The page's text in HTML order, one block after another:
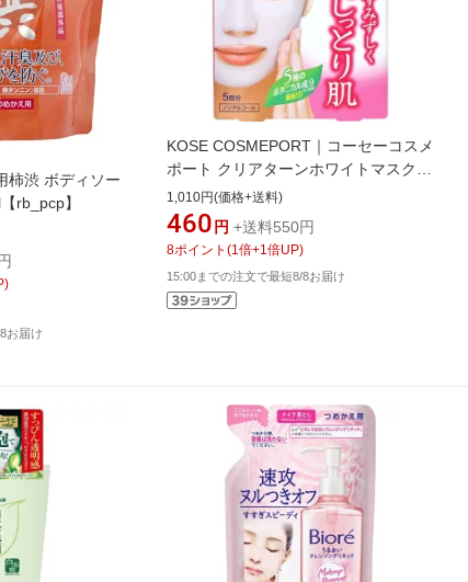
柿渋 ボディソー
rb_pcp】
お届け
KOSE COSMEPORT｜コーセーコスメ
ポート クリアターンホワイトマスクヒ
アルロン酸
1,010円(価格+送料)
460 円 +送料550円
8ポイント (1 倍+1 倍UP)
15:00までの注文で最短8/8お届け